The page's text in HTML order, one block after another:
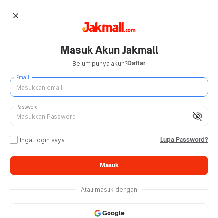
close
Masuk Akun Jakmall
Belum punya akun?Daftar
Email
visibility_off
Password
Ingat login saya Lupa Password?
Masuk
Atau masuk dengan
Google